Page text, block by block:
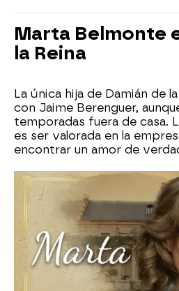
Marta Belmonte
la Reina
La única hija de Damián de
con Jaime Berenguer,
temporadas fuera de casa.
es ser valorada en la
encontrar un amor de